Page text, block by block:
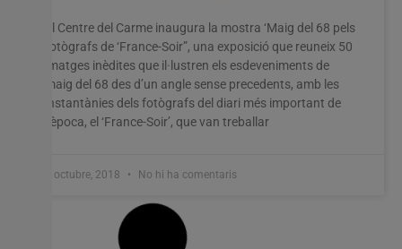
El Centre del Carme inaugura la mostra ‘Maig del 68 pels
fotògrafs de ‘France-Soir”, una exposició que reuneix 50
imatges inèdites que il·lustren els esdeveniments de
maig del 68 des d’un angle sense precedents, amb les
instantànies dels fotògrafs del diari més important de
l’època, el ‘France-Soir’, que van treballar
3 octubre, 2018 No hi ha comentaris